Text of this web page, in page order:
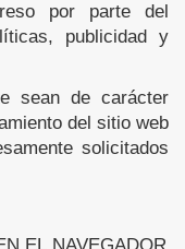
por parte del
publicidad y
sean de carácter
del sitio web
solicitados